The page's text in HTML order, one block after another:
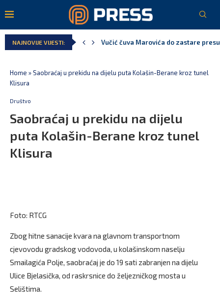
NAJNOVIJE VIJESTI:
Vučić čuva Marovića do zastare
Home »Saobraćaj u prekidu na dijelu puta Kolašin-Berane kroz tunel
Klisura
Društvo
Saobraćaj u prekidu na dijelu
puta Kolašin-Berane kroz tunel
Klisura
Foto: RTCG
Zbog hitne sanacije kvara na glavnom transportnom
cjevovodu gradskog vodovoda, u kolašinskom naselju
Smailagića Polje, saobraćaj je do 19 sati zabranjen na dijelu
Ulice Bjelasička, od raskrsnice do željezničkog mosta u
Selištima.